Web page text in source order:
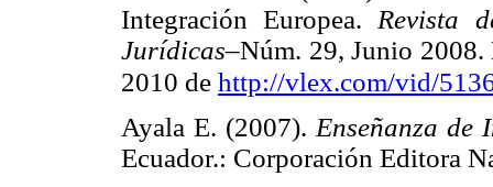
Integración Europea. Revista
Jurídicas–Núm. 29, Junio
2010 de http://vlex.com/vid/
Ayala E. (2007). Enseñanza de
Ecuador.: Corporación